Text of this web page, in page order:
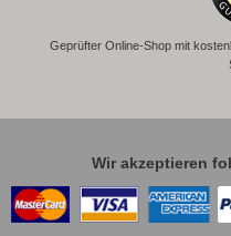
Geprüfter Online-Shop mit
Wir akzeptieren